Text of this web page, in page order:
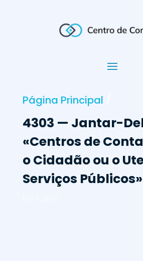
Página Principal
4303 — Jantar-
«Centros de
o Cidadão ou o
Serviços